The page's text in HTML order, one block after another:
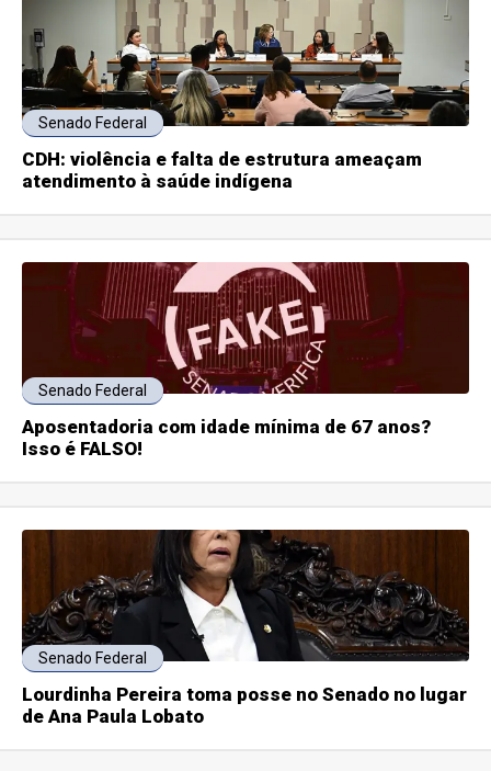
Senado Federal
CDH: violência e falta de estrutura ameaçam
atendimento à saúde indígena
Senado Federal
Aposentadoria com idade mínima de 67 anos?
Isso é FALSO!
Senado Federal
Lourdinha Pereira toma posse no Senado no lugar
de Ana Paula Lobato